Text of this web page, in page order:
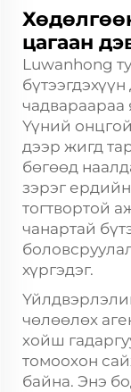
цагаан
Luwanhong
чадвараараа
Үүний
дээр жигд
бөгөөд
зэрэг
тогтвортой
чанартай
хүргэдэг.
чөлөөлөх
хойш
томоохон
байна. Энэ